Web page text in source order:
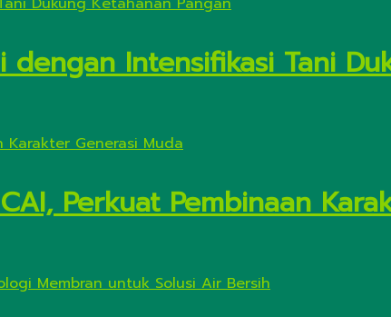
dengan Intensifikasi Tani
Perkuat Pembinaan